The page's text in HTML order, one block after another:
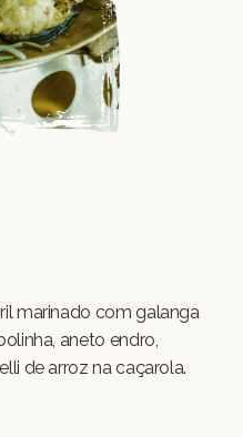
marinado com galanga
aneto endro,
de arroz na caçarola.